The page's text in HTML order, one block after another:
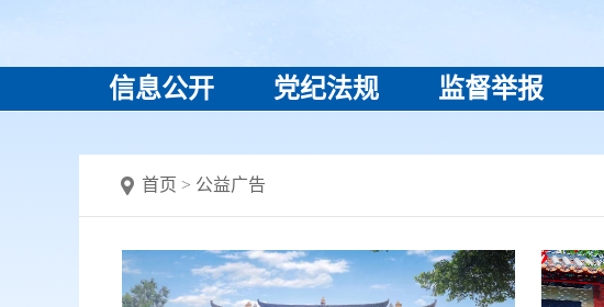
信息公开 党纪法规 监督举报
首页 > 公益广告